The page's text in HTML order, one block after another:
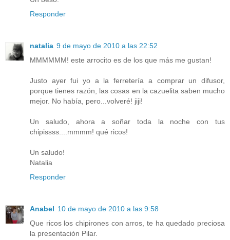
Responder
natalia 9 de mayo de 2010 a las 22:52
MMMMMM! este arrocito es de los que más me gustan!
Justo ayer fui yo a la ferretería a comprar un difusor,
porque tienes razón, las cosas en la cazuelita saben mucho
mejor. No había, pero...volveré! jiji!
Un saludo, ahora a soñar toda la noche con tus
chipissss....mmmm! qué ricos!
Un saludo!
Natalia
Responder
Anabel 10 de mayo de 2010 a las 9:58
Que ricos los chipirones con arros, te ha quedado preciosa
la presentación Pilar.